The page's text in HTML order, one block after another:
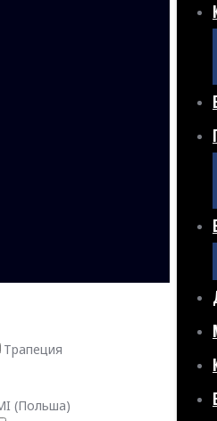
Трапеция
(Польша)